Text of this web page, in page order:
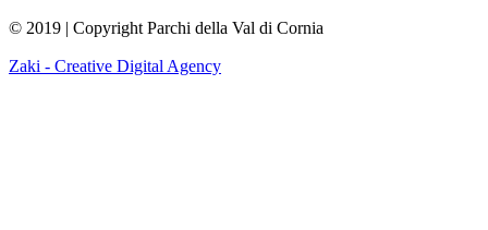
© 2019 | Copyright Parchi della Val di Cornia
Zaki - Creative Digital Agency